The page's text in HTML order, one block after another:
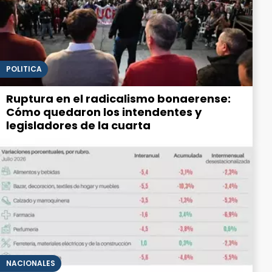
POLITICA
Ruptura en el radicalismo bonaerense:
Cómo quedaron los intendentes y
legisladores de la cuarta
NACIONALES